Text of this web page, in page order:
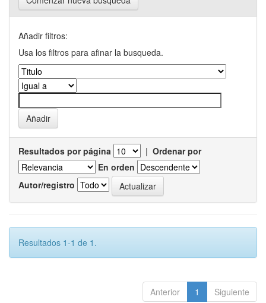
Añadir filtros:
Usa los filtros para afinar la busqueda.
Resultados por página | Ordenar por
En orden
Autor/registro
Resultados 1-1 de 1.
Anterior 1 Siguiente